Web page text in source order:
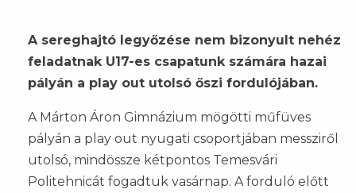
A sereghajtó legyőzése nem bizonyult nehéz
feladatnak U17-es csapatunk számára hazai
pályán a play out utolsó őszi fordulójában.
A Márton Áron Gimnázium mögötti műfüves
pályán a play out nyugati csoportjában messziről
utolsó, mindössze kétpontos Temesvári
Politehnicát fogadtuk vasárnap. A forduló előtt